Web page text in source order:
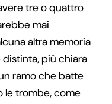
tre o quattro
mai
altra memoria
più chiara
ramo che batte
le trombe, come